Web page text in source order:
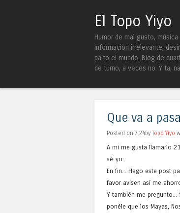
El Topo Yiyo
Humor de mal gusto,
información irrelevante,
pa'to el mundo. Blog de
de turno, a veces no. Y ta,
Que va a
Posted on 7:24by Topo Yiyo
A mi me gusta llamarlo
sé-yo.
En fin... Hago este post
favor avisen así me
Y también me
ponéle que los Mayas,